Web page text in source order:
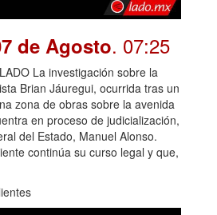
de Agosto. 07:25
La investigación sobre la
Brian Jáuregui, ocurrida tras un
zona de obras sobre la avenida
en proceso de judicialización,
del Estado, Manuel Alonso.
continúa su curso legal y que,